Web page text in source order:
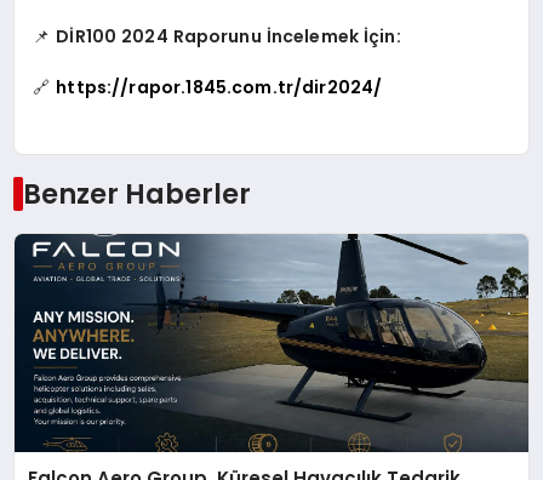
📌 DİR100 2024 Raporunu İncelemek İçin:
🔗 https://rapor.1845.com.tr/dir2024/
Benzer Haberler